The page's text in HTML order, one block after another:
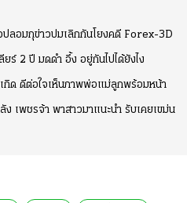
ลอมกุข่าวปมเลิกกันโยงคดี Forex-3D
ร์ 2 ปี มดดำ อึ้ง อยู่กันไปได้ยังไง
กิด ดีต่อใจเห็นภาพพ่อแม่ลูกพร้อมหน้า
เพชรจ้า พาสาวมาแนะนำ รับเคยเขม่น